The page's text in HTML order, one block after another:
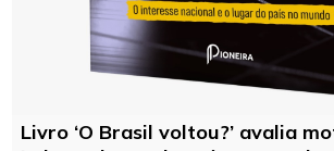
Livro ‘O Brasil voltou?’ avalia